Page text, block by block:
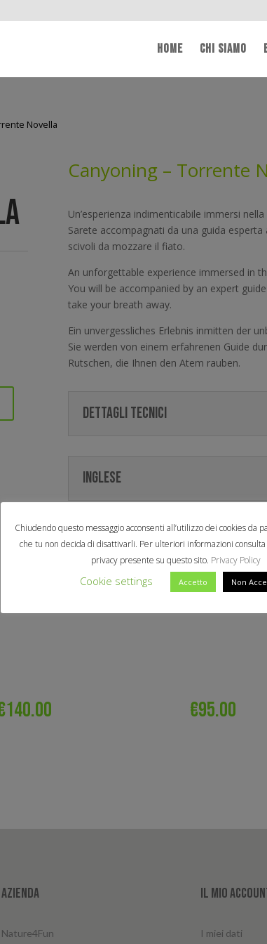
HOME CHI SIAMO
Novella
Canyoning – Torrente
Un’esperienza indimenticabile immersi
Sarete accompagnati da una guida
scivoli da mozzare il fiato.
An unforgettable experience immersed in
You will be accompanied by an expert
take your breath away.
Ein unvergessliches Erlebnis inmitten der
Sie werden von einem erfahrenen Guide
Rutschen, die Ihnen den Atem rauben.
Dettagli tecnici
INGLESE
TEDESCO
140.00 €95.00
Azienda
Nature4Fun
Il mio
I miei dati
Chiudendo questo messaggio acconsenti all’utilizzo dei cookies da
che tu non decida di disattivarli. Per ulteriori informazioni consulta
privacy presente su questo sito. Privacy Policy
Cookie settings Accetto Non